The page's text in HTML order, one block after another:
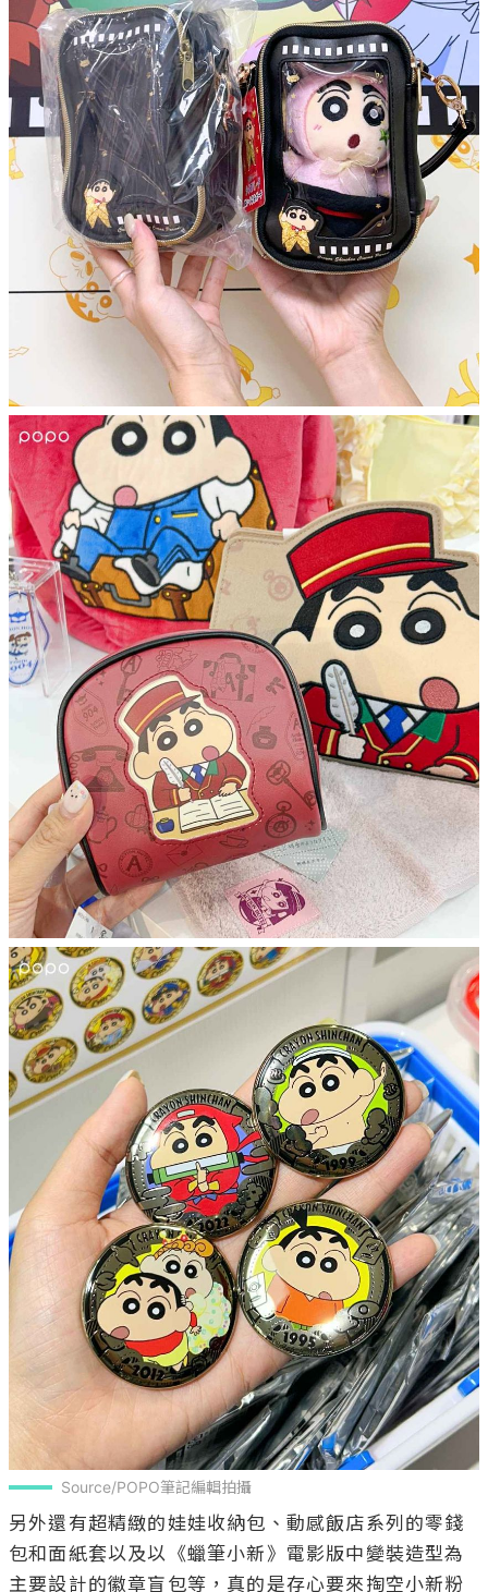
Source/POPO筆記編輯拍攝
另外還有超精緻的娃娃收納包、動感飯店系列的零錢
包和面紙套以及以《蠟筆小新》電影版中變裝造型為
主要設計的徽章盲包等，真的是存心要來掏空小新粉